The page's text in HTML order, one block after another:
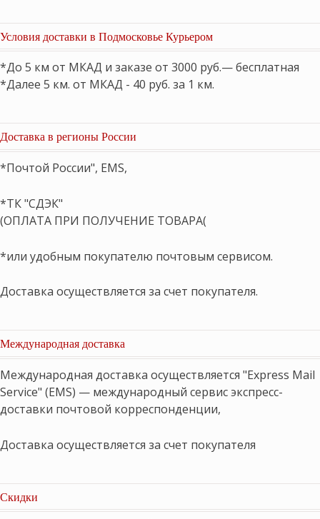
Условия доставки в Подмосковье Курьером
*До 5 км от МКАД и заказе от 3000 руб.— бесплатная
*Далее 5 км. от МКАД - 40 руб. за 1 км.
Доставка в регионы России
*Почтой России", EMS,
*ТК "СДЭК"
(ОПЛАТА ПРИ ПОЛУЧЕНИЕ ТОВАРА(
*или удобным покупателю почтовым сервисом.
Доставка осуществляется за счет покупателя.
Международная доставка
Международная доставка осуществляется "Express Mail
Service" (EMS) — международный сервис экспресс-
доставки почтовой корреспонденции,
Доставка осуществляется за счет покупателя
Скидки